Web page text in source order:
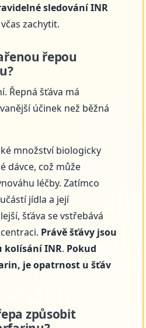
sledování INR
zachytit.
řepou
Řepná šťáva má
účinek než běžná
množství biologicky
dávce, což může
léčby. Zatímco
jídla a její
šťáva se vstřebává
Právě šťávy jsou
kolísání INR. Pokud
je opatrnost u šťáv
způsobit